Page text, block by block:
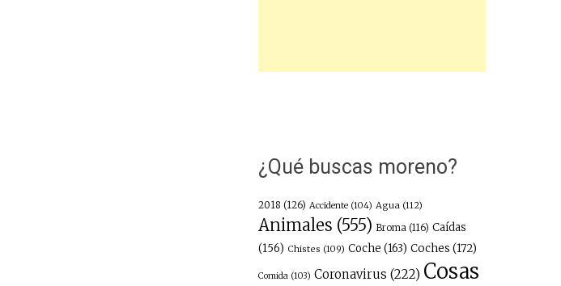
¿Qué buscas moreno?
2018 (126) Accidente(104) Agua(112)
Animales (555) Broma(116) Caídas
(156) Chistes (109) Coche (163) Coches (172)
Comida(103) Coronavirus (222) Cosas